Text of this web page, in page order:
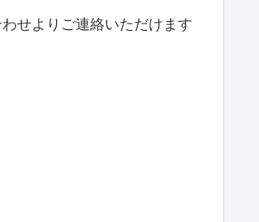
せよりご連絡いただけます